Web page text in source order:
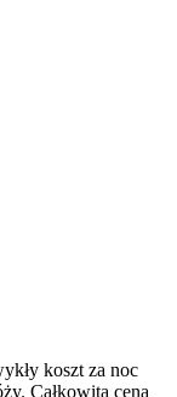
koszt za noc
Całkowita cena